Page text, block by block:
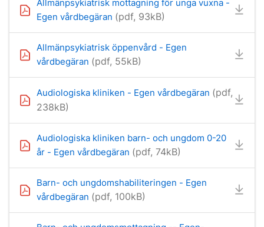
Allmänpsykiatrisk mottagning för unga vuxna -
Egen vårdbegäran (pdf, 93kB)
Allmänpsykiatrisk öppenvård - Egen
vårdbegäran (pdf, 55kB)
Audiologiska kliniken - Egen vårdbegäran (pdf,
238kB)
Audiologiska kliniken barn- och ungdom 0-20
år - Egen vårdbegäran (pdf, 74kB)
Barn- och ungdomshabiliteringen - Egen
vårdbegäran (pdf, 100kB)